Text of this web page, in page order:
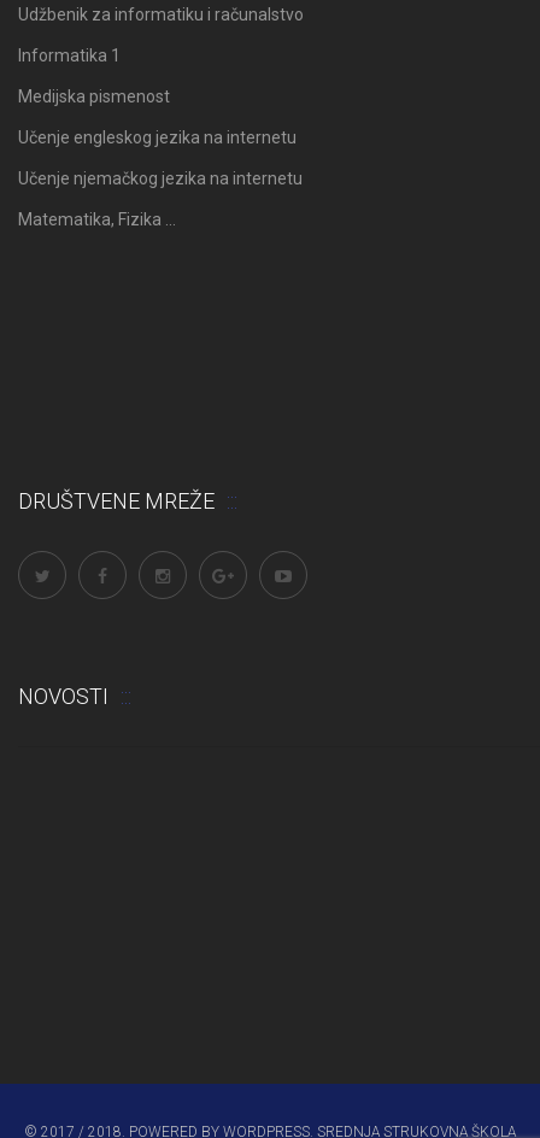
Udžbenik za informatiku i računalstvo
Informatika 1
Medijska pismenost
Učenje engleskog jezika na internetu
Učenje njemačkog jezika na internetu
Matematika, Fizika …
DRUŠTVENE MREŽE
NOVOSTI
© 2017 / 2018. POWERED BY WORDPRESS. SREDNJA STRUKOVNA ŠKOLA